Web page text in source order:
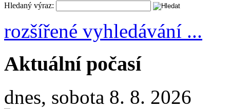
Hledaný výraz:
rozšířené vyhledávání ...
Aktuální počasí
dnes, sobota 8. 8. 2026